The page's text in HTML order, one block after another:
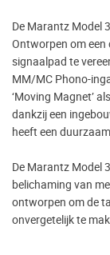
De Marantz Model
Ontworpen om
signaalpad te
MM/MC Phono-
‘Moving Magnet’
dankzij een
heeft een
De Marantz Model
belichaming van
ontworpen om de
onvergetelijk te